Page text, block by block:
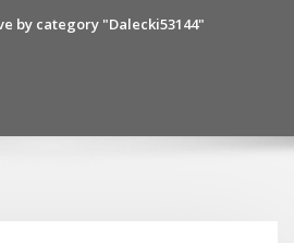
by category "Dalecki53144"